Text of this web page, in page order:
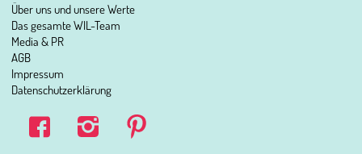
Über uns und unsere Werte
Das gesamte WIL-Team
Media & PR
AGB
Impressum
Datenschutzerklärung